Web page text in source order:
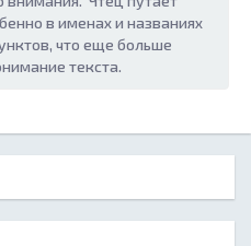
в именах и названиях
что еще больше
текста.